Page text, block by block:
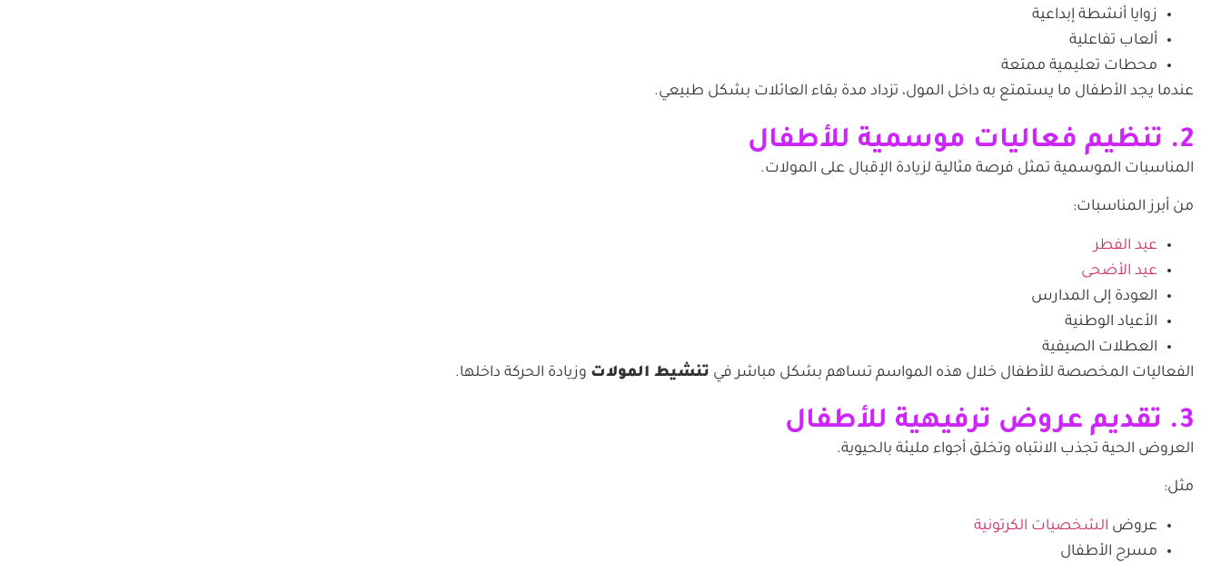
زوايا أنشطة إبداعية
ألعاب تفاعلية
محطات تعليمية ممتعة
عندما يجد الأطفال ما يستمتع به داخل المول، تزداد مدة بقاء العائلات بشكل طبيعي.
2. تنظيم فعاليات موسمية للأطفال
المناسبات الموسمية تمثل فرصة مثالية لزيادة الإقبال على المولات.
من أبرز المناسبات:
عيد الفطر
عيد الأضحى
العودة إلى المدارس
الأعياد الوطنية
العطلات الصيفية
الفعاليات المخصصة للأطفال خلال هذه المواسم تساهم بشكل مباشر في تنشيط المولات وزيادة الحركة داخلها.
3. تقديم عروض ترفيهية للأطفال
العروض الحية تجذب الانتباه وتخلق أجواء مليئة بالحيوية.
مثل:
عروض الشخصيات الكرتونية
مسرح الأطفال